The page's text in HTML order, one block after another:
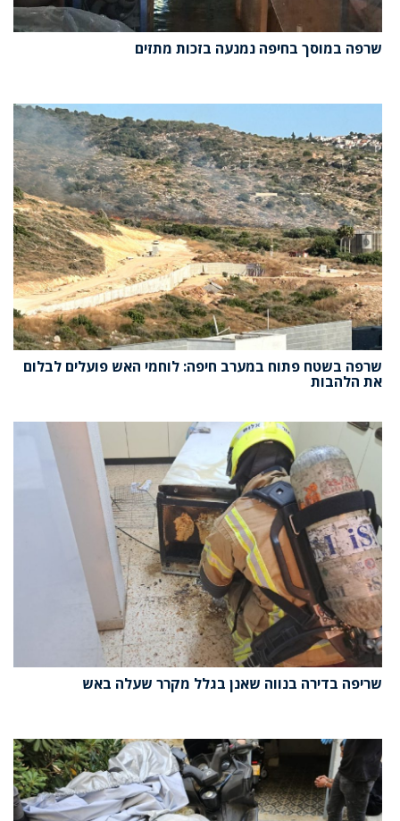
שרפה במוסך בחיפה נמנעה בזכות מתזים
שרפה בשטח פתוח במערב חיפה: לוחמי האש פועלים לבלום
את הלהבות
שריפה בדירה בנווה שאנן בגלל מקרר שעלה באש